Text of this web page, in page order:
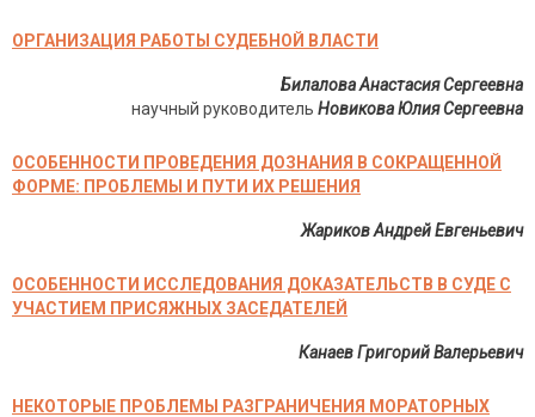
ОРГАНИЗАЦИЯ РАБОТЫ СУДЕБНОЙ ВЛАСТИ
Билалова Анастасия Сергеевна
научный руководитель Новикова Юлия Сергеевна
ОСОБЕННОСТИ ПРОВЕДЕНИЯ ДОЗНАНИЯ В СОКРАЩЕННОЙ
ФОРМЕ: ПРОБЛЕМЫ И ПУТИ ИХ РЕШЕНИЯ
Жариков Андрей Евгеньевич
ОСОБЕННОСТИ ИССЛЕДОВАНИЯ ДОКАЗАТЕЛЬСТВ В СУДЕ С
УЧАСТИЕМ ПРИСЯЖНЫХ ЗАСЕДАТЕЛЕЙ
Канаев Григорий Валерьевич
НЕКОТОРЫЕ ПРОБЛЕМЫ РАЗГРАНИЧЕНИЯ МОРАТОРНЫХ